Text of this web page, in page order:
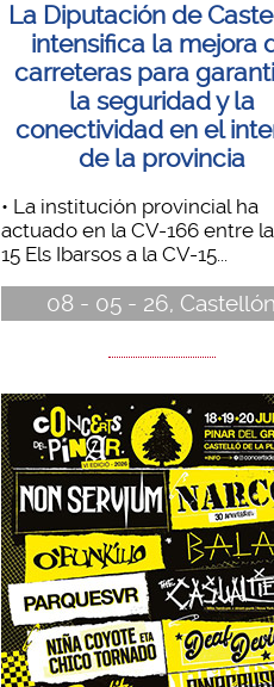
La Diputación de
intensifica la mejora
carreteras para
la seguridad y la
conectividad en el
de la provincia
• La institución provincial ha
actuado en la CV-166 entre
15 Els Ibarsos a la CV-15...
08 - 05 - 26,